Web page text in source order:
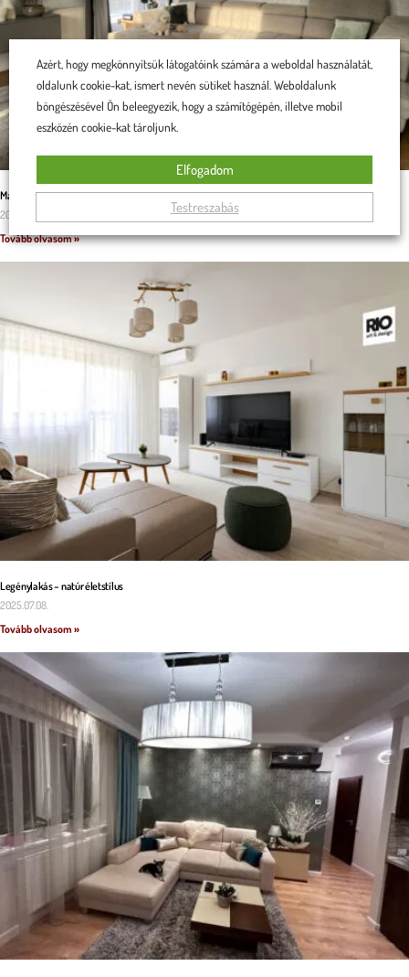
Malaga U alakú kanapé a családi kényelem záloga
2025.11.29.
Tovább olvasom »
Legénylakás – natúr életstílus
2025.07.08.
Tovább olvasom »
Azért, hogy megkönnyítsük látogatóink számára a weboldal használatát,
oldalunk cookie-kat, ismert nevén sütiket használ. Weboldalunk
böngészésével Ön beleegyezik, hogy a számítógépén, illetve mobil
eszközén cookie-kat tároljunk.
Testreszabás
Elfogadom